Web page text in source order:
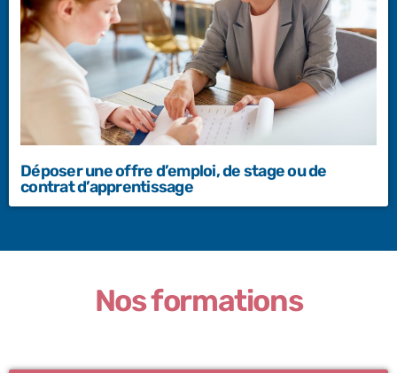
Déposer une offre d’emploi, de stage ou de
contrat d’apprentissage
Nos formations